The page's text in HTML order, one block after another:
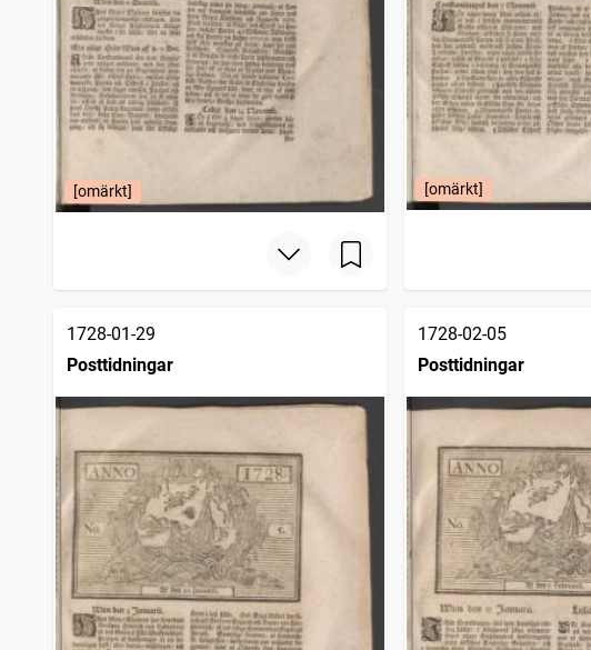
[omärkt] [omärkt]
1728-01-29
Posttidningar
1728-02-05
Posttidningar